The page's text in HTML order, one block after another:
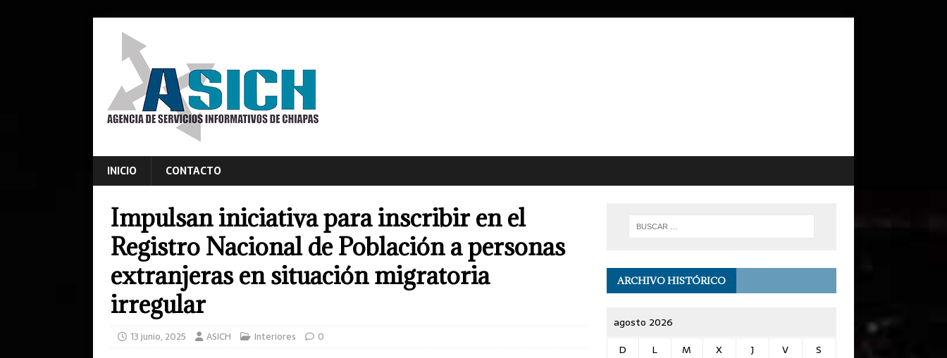
INICIO CONTACTO
Impulsan iniciativa para inscribir en el
Registro Nacional de Población a personas
extranjeras en situación migratoria
irregular
13 junio, 2025 ASICH Interiores 0
ARCHIVO HISTÓRICO
agosto 2026
D
L M X J V
S